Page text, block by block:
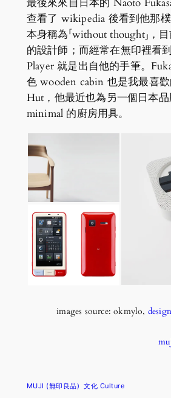
最後來來自日本的 Naoto
查看了 wikipedia 後看到他那
本身稱為「without thought」，
的設計師；而經常在無印裡看
Player 就是出自他的手筆。
色 wooden cabin 也是我最喜
Hut，他最近也為另一個日本
minimal 的廚房用具。
images source: okmylo,
MUJI (無印良品) 文化 Culture